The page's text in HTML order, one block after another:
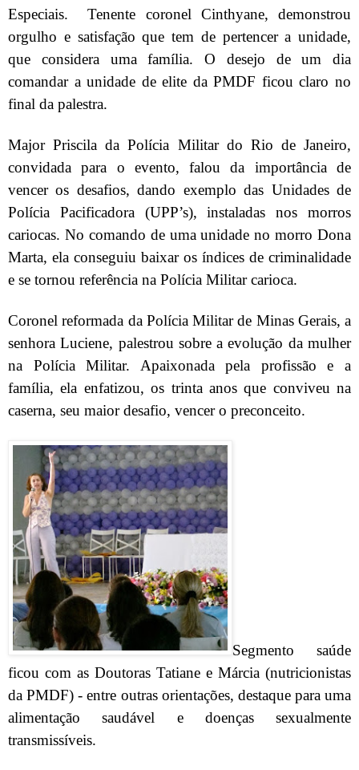
Especiais.
Tenente coronel Cinthyane, demonstrou
orgulho e satisfação que tem de pertencer a unidade,
que considera uma família. O desejo de um dia
comandar a unidade de elite da PMDF ficou claro no
final da palestra.
Major Priscila da Polícia Militar do Rio de Janeiro,
convidada para o evento, falou da importância de
vencer os desafios, dando exemplo das Unidades de
Polícia Pacificadora (UPP’s), instaladas nos morros
cariocas. No comando de uma unidade no morro Dona
Marta, ela conseguiu baixar os índices de criminalidade
e se tornou referência na Polícia Militar carioca.
Coronel reformada da Polícia Militar de Minas Gerais, a
senhora Luciene, palestrou sobre a evolução da mulher
na Polícia Militar. Apaixonada pela profissão e a
família, ela enfatizou, os trinta anos que conviveu na
caserna, seu maior desafio, vencer o preconceito.
Segmento saúde
ficou com as Doutoras Tatiane e Márcia (nutricionistas
da PMDF) - entre outras orientações, destaque para uma
alimentação saudável e doenças sexualmente
transmissíveis.